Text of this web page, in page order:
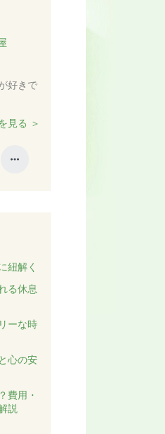
好きで
見る ＞
紐解く
る休息
ーな時
心の安
費用・
説